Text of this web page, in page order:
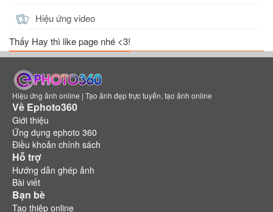
Hiệu ứng video
Thấy Hay thì like page nhé <3!
Hiệu ứng ảnh online | Tạo ảnh đẹp trực tuyến, tạo ảnh online
Về Ephoto360
Giới thiệu
Ứng dụng ephoto 360
Điều khoản chính sách
Hỗ trợ
Hướng dẫn ghép ảnh
Bài viết
Bạn bè
Tạo thiệp online